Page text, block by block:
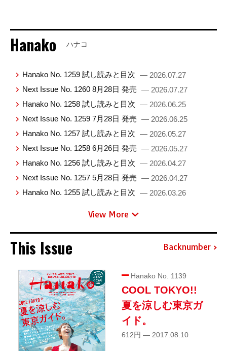
Hanako ハナコ
Hanako No. 1259 試し読みと目次 — 2026.07.27
Next Issue No. 1260 8月28日 発売 — 2026.07.27
Hanako No. 1258 試し読みと目次 — 2026.06.25
Next Issue No. 1259 7月28日 発売 — 2026.06.25
Hanako No. 1257 試し読みと目次 — 2026.05.27
Next Issue No. 1258 6月26日 発売 — 2026.05.27
Hanako No. 1256 試し読みと目次 — 2026.04.27
Next Issue No. 1257 5月28日 発売 — 2026.04.27
Hanako No. 1255 試し読みと目次 — 2026.03.26
View More
This Issue Backnumber
Hanako No. 1139
COOL TOKYO!!
夏を涼しむ東京ガ
イド。
612円 — 2017.08.10